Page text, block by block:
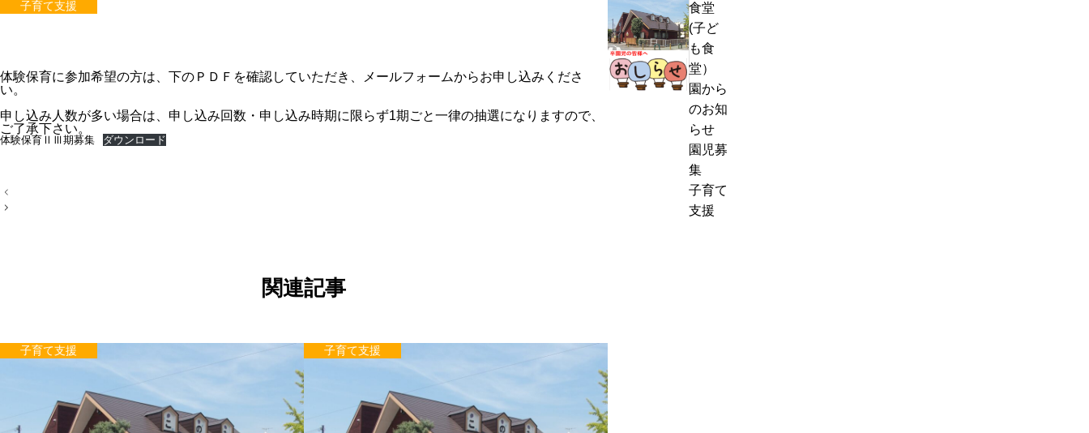
子育て支援
体験保育に参加希望の方は、下のＰＤＦを確認していただき、メールフォームからお申し込みくださ
い。
申し込み人数が多い場合は、申し込み回数・申し込み時期に限らず1期ごと一律の抽選になりますので、
ご了承下さい。
体験保育ⅡⅢ期募集 ダウンロード
投
稿
関連記事
子育て支援 子育て支援
く
通
信
8
月
号
＆
ぽ
ん
ち
熱
中
症
警
戒
ア
ラ
ー
ト
発
表
お
里
帰
り
の
お
知
ら
食堂
(子ど
も食
堂）
園から
のお知
らせ
園児募
集
子育て
支援